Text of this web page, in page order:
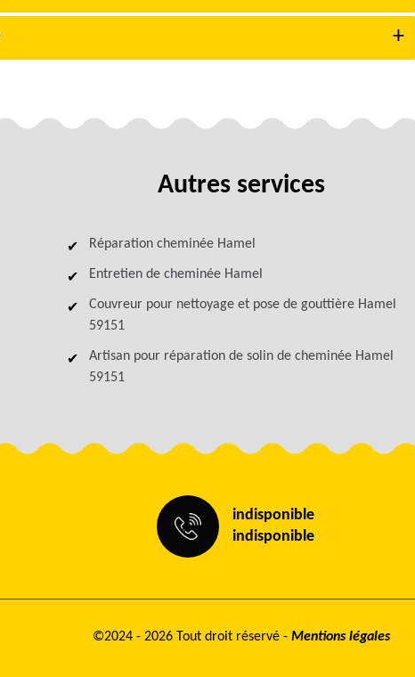
Autres services
Réparation cheminée Hamel
Entretien de cheminée Hamel
Couvreur pour nettoyage et pose de gouttière Hamel
59151
Artisan pour réparation de solin de cheminée Hamel
59151
indisponible
indisponible
©2024 - 2026 Tout droit réservé - Mentions légales